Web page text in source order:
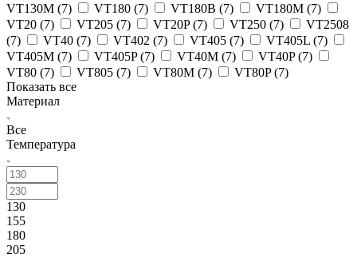
VT130M (7) VT180 (7) VT180B (7) VT180M (7)
VT20 (7) VT205 (7) VT20P (7) VT250 (7)
VT2508
(7) VT40 (7) VT402 (7) VT405 (7) VT405L (7)
VT405M (7) VT405P (7) VT40M (7) VT40P (7)
VT80 (7) VT805 (7) VT80M (7) VT80P (7)
Показать все
Материал
Все
Температура
130
155
180
205